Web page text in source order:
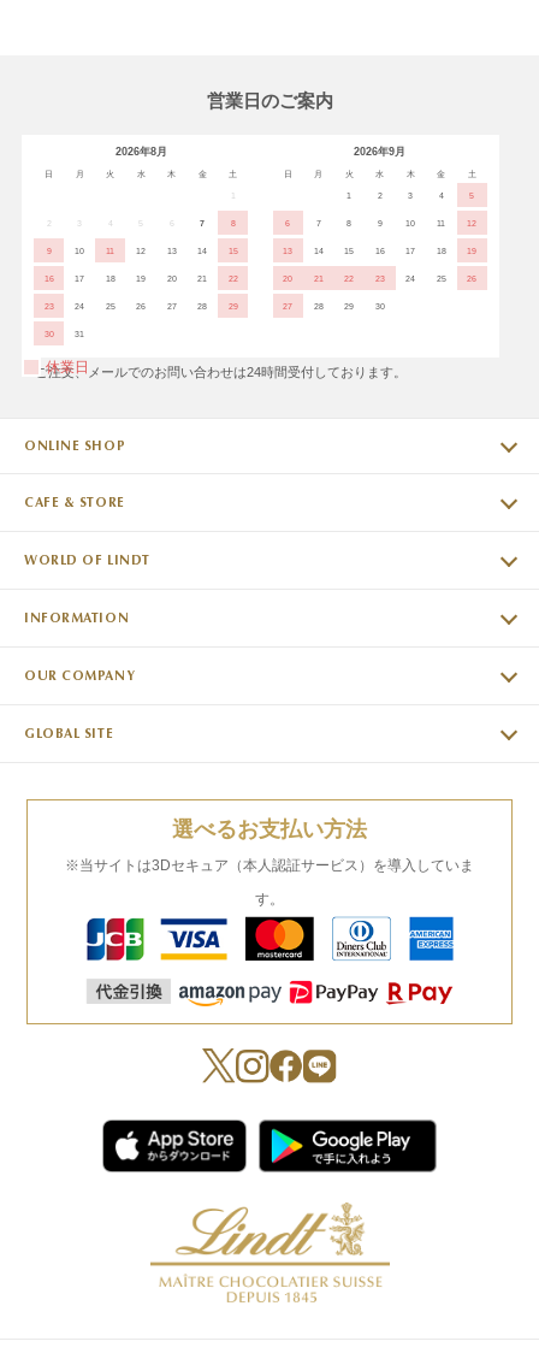
営業日のご案内
2026年8月
日 月 火 水 木 金 土
2 3 5 6 7 8
9 10 11 12 13 14 15
16 17 18 19 20 21 22
23 24 25 26 27 28 29
30 31
2026年9月
日 月 火 水 木 金 土
1 2 3 4 5
6 7 8 9 10 11 12
13 14 15 16 17 18 19
20 21 22 23 24 25 26
27 28 29 30
休業日
※ご注文、メールでのお問い合わせは24時間受付しております。
ONLINE SHOP
CAFE & STORE
WORLD OF LINDT
INFORMATION
OUR COMPANY
GLOBAL SITE
選べるお支払い方法
※当サイトは3Dセキュア（本人認証サービス）を導入していま
す。